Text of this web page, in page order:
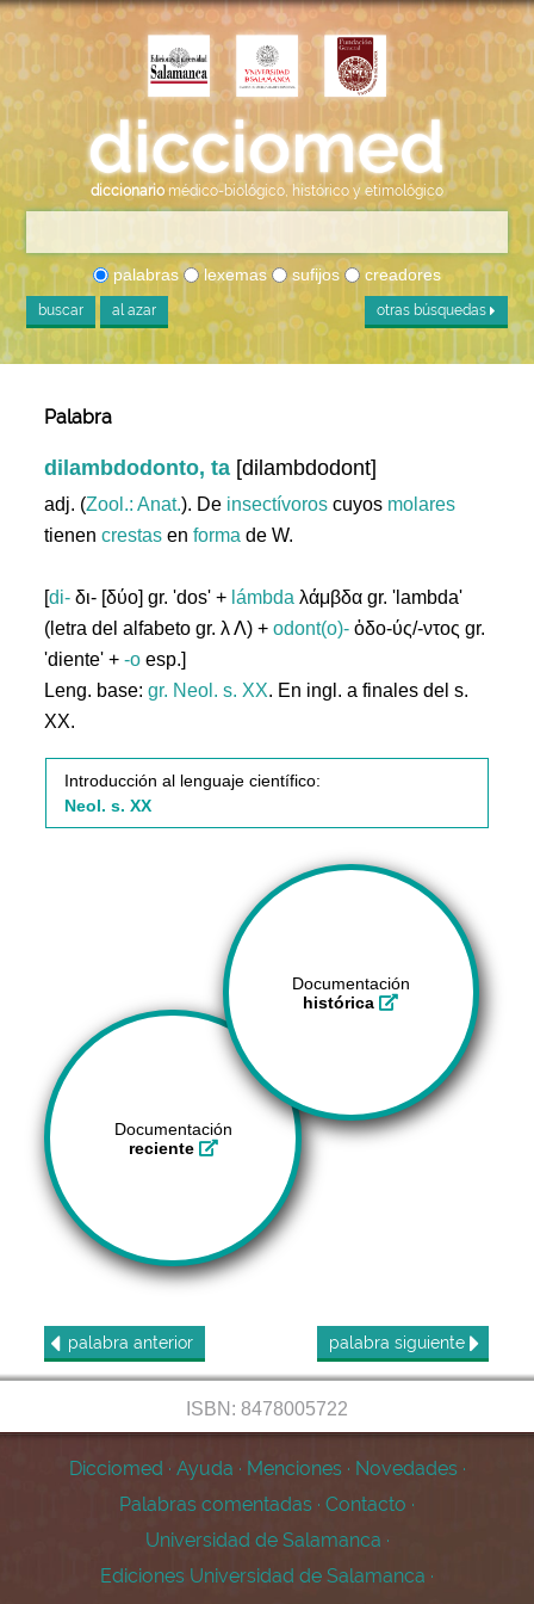
diccionario médico-biológico, histórico y etimológico
palabras lexemas sufijos creadores
buscar al azar otras búsquedas
Palabra
dilambdodonto, ta [dilambdodont]
adj. (Zool.: Anat.). De insectívoros cuyos molares
tienencrestas enforma de W.
[di- δι- [δύο] gr. 'dos' + lámbda λάμβδα gr. 'lambda'
(letra del alfabeto gr. λ Λ) +odont(o)- ὀδο-ύς/-ντος gr.
'diente' +-o esp.]
Leng. base:gr. Neol. s. XX. En ingl. a finales del s.
XX.
Introducción al lenguaje científico:
Neol. s. XX
Documentación
histórica
Documentación
reciente
palabra anterior palabra siguiente
ISBN: 8478005722
Dicciomed · Ayuda · Menciones · Novedades ·
Palabras comentadas · Contacto ·
Universidad de Salamanca ·
Ediciones Universidad de Salamanca ·